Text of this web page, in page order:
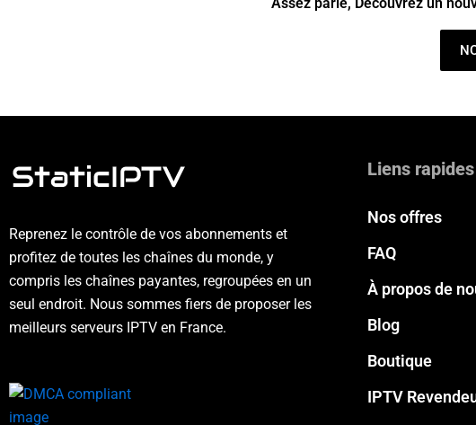
Assez parlé, Découvrez un
Reprenez le contrôle de vos abonnements et
profitez de toutes les chaînes du monde, y
compris les chaînes payantes, regroupées en un
seul endroit. Nous sommes fiers de proposer les
meilleurs serveurs IPTV en France.
Liens rapides
Nos offres
FAQ
À propos de
Blog
Boutique
IPTV